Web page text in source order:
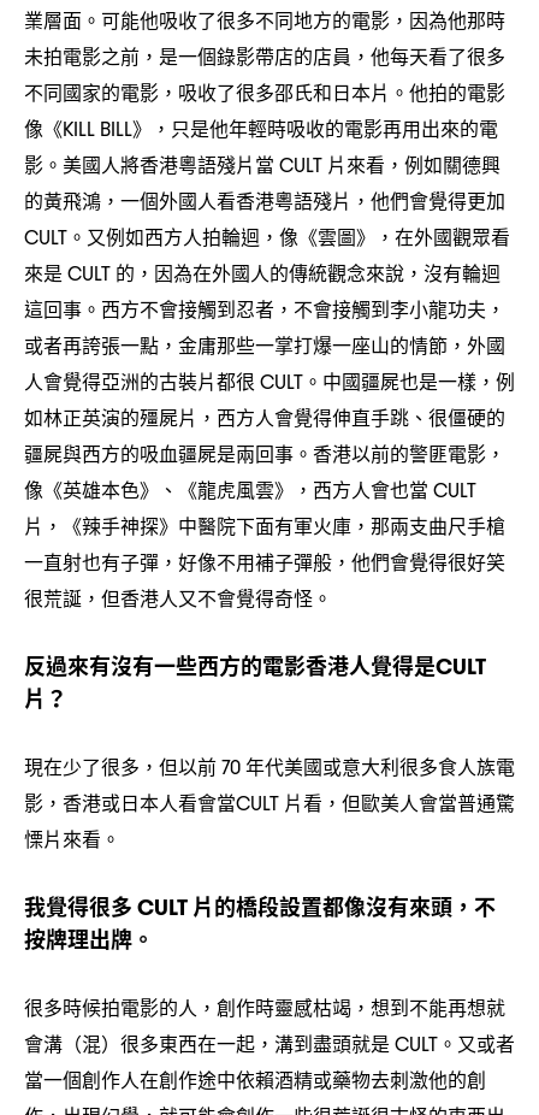
業層面。可能他吸收了很多不同地方的電影 ， 因為他那時
未拍電影之前 ， 是一個錄影帶店的店員 ， 他每天看了很多
不同國家的電影 ， 吸收了很多邵氏和日本片。他拍的電影
像《KILL BILL》 ， 只是他年輕時吸收的電影再用出來的電
影。美國人將香港粵語殘片當 CULT 片來看 ， 例如關德興
的黃飛鴻 ， 一個外國人看香港粵語殘片 ， 他們會覺得更加
CULT 。又例如西方人拍輪迴 ， 像《雲圖》 ， 在外國觀眾看
來是 CULT 的 ， 因為在外國人的傳統觀念來說 ， 沒有輪迴
這回事。西方不會接觸到忍者 ， 不會接觸到李小龍功夫 ，
或者再誇張一點 ， 金庸那些一掌打爆一座山的情節 ， 外國
人會覺得亞洲的古裝片都很 CULT 。中國疆屍也是一樣 ， 例
如林正英演的殭屍片 ， 西方人會覺得伸直手跳、很僵硬的
疆屍與西方的吸血疆屍是兩回事。香港以前的警匪電影 ，
像《英雄本色》、《龍虎風雲》 ， 西方人會也當 CULT
片 ， 《辣手神探》中醫院下面有軍火庫 ， 那兩支曲尺手槍
一直射也有子彈 ， 好像不用補子彈般 ， 他們會覺得很好笑
很荒誕 ， 但香港人又不會覺得奇怪。
反過來有沒有一些西方的電影香港人覺得是CULT
片 ？
現在少了很多 ， 但以前70年代美國或意大利很多食人族電
影 ， 香港或日本人看會當CULT 片看 ， 但歐美人會當普通驚
慄片來看。
我覺得很多CULT片的橋段設置都像沒有來頭 ， 不
按牌理出牌。
很多時候拍電影的人 ， 創作時靈感枯竭 ， 想到不能再想就
會溝 （混） 很多東西在一起 ， 溝到盡頭就是 CULT 。又或者
當一個創作人在創作途中依賴酒精或藥物去刺激他的創